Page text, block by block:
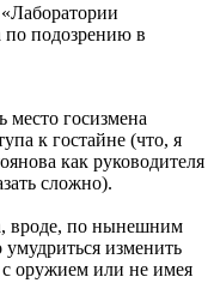
по подозрению в
место госизмена
к гостайне (что, я
как руководителя
сложно).
вроде, по нынешним
изменить
с оружием или не имея